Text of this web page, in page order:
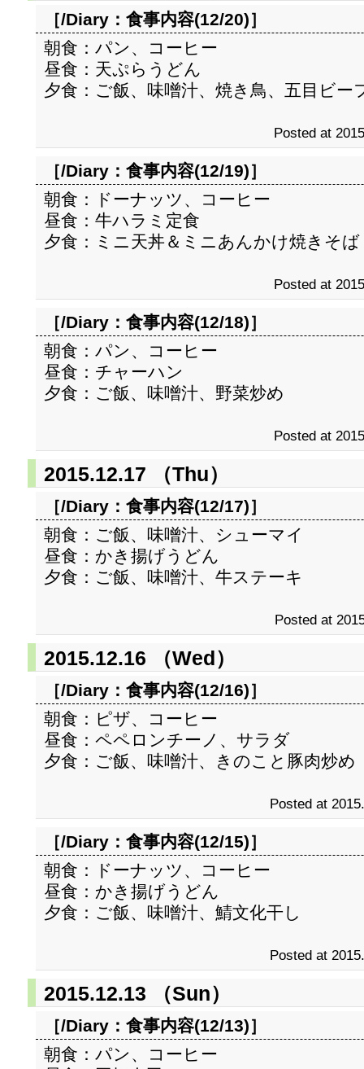
［/Diary： 食事内容(12/20)］
朝食：パン、コーヒー
昼食：天ぷらうどん
夕食：ご飯、味噌汁、焼き鳥、五目ビー
Posted at
［/Diary： 食事内容(12/19)］
朝食：ドーナッツ、コーヒー
昼食：牛ハラミ定食
夕食：ミニ天丼＆ミニあんかけ焼きそば
Posted at
［/Diary： 食事内容(12/18)］
朝食：パン、コーヒー
昼食：チャーハン
夕食：ご飯、味噌汁、野菜炒め
Posted at
2015.12.17 （Thu）
［/Diary： 食事内容(12/17)］
朝食：ご飯、味噌汁、シューマイ
昼食：かき揚げうどん
夕食：ご飯、味噌汁、牛ステーキ
Posted at
2015.12.16 （Wed）
［/Diary： 食事内容(12/16)］
朝食：ピザ、コーヒー
昼食：ペペロンチーノ、サラダ
夕食：ご飯、味噌汁、きのこと豚肉炒め
Posted at
［/Diary： 食事内容(12/15)］
朝食：ドーナッツ、コーヒー
昼食：かき揚げうどん
夕食：ご飯、味噌汁、鯖文化干し
Posted at
2015.12.13 （Sun）
［/Diary： 食事内容(12/13)］
朝食：パン、コーヒー